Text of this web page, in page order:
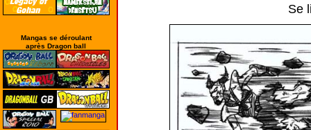
Mangas se déroulant
après Dragon ball
Se